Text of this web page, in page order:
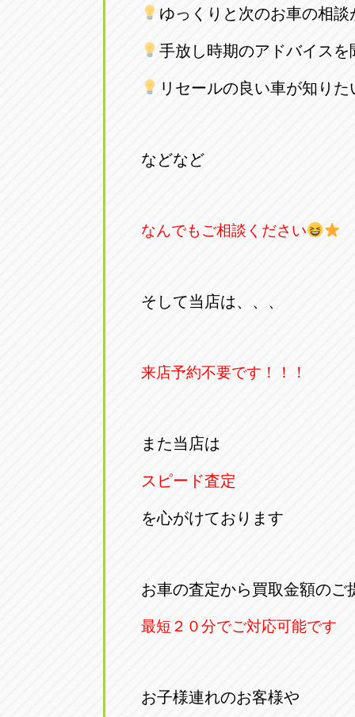
059-331-
三重県四日市市午起3丁目1番3
ゆっくりと次のお車の相談
手放し時期のアドバイスを
リセールの良い車が知りた
などなど
なんでもご相談ください
そして当店は、、、
来店予約不要です！！！
また当店は
スピード査定
を心がけております
お車の査定から買取金額のご
最短２０分でご対応可能です
お子様連れのお客様や